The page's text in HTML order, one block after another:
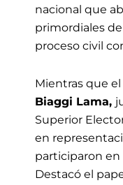
nacional que
primordiales
proceso civil
Mientras que el
Biaggi Lama,
Superior
en
participaron en
Destacó el